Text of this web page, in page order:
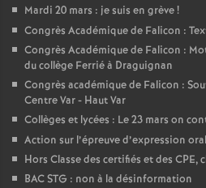
Mardi 20 mars : je suis en grève!
Congrès Académique de Falicon :
Congrès Académique de Falicon :
du collège Ferrié à Draguignan
Congrès académique de Falicon :
Centre Var - Haut Var
Collèges et lycées : Le 23 mars on
Action sur l’épreuve d’expression
Hors Classe des certifiés et des CPE,
BAC STG : non à la désinformation